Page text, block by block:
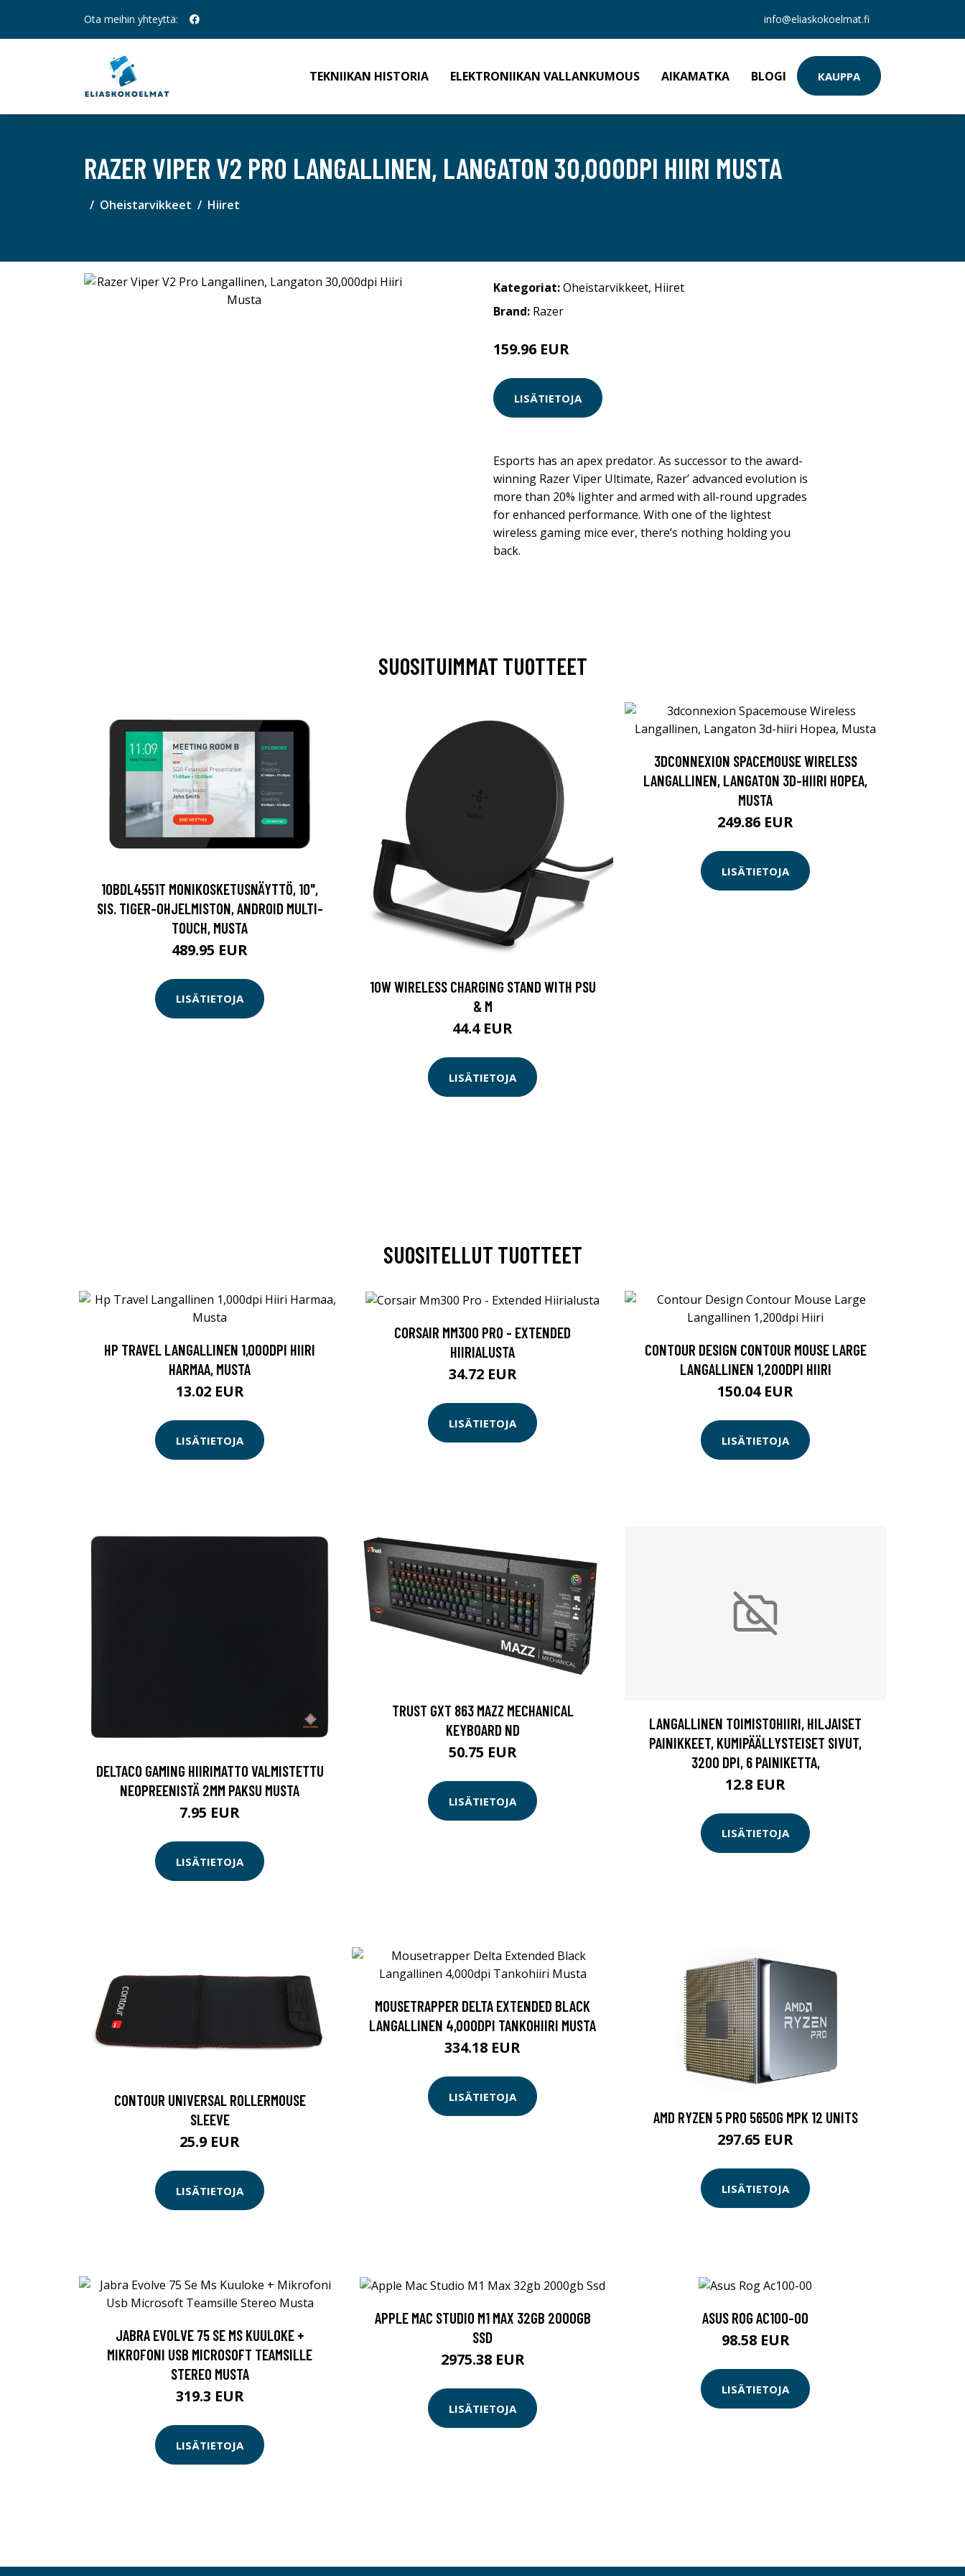
Ota meihin yhteyttä: info@eliaskokoelmat.fi
TEKNIIKAN HISTORIA ELEKTRONIIKAN VALLANKUMOUS AIKAMATKA BLOGI KAUPPA
RAZER VIPER V2 PRO LANGALLINEN, LANGATON 30,000DPI HIIRI MUSTA
Oheistarvikkeet Hiiret
Kategoriat:Oheistarvikkeet, Hiiret
Brand: Razer
159.96 EUR
LISÄTIETOJA
Esports has an apex predator. As successor to the award-
winning Razer Viper Ultimate, Razer’ advanced evolution is
more than 20% lighter and armed with all-round upgrades
for enhanced performance. With one of the lightest
wireless gaming mice ever, there’s nothing holding you
back.
SUOSITUIMMAT TUOTTEET
10BDL4551T MONIKOSKETUSNÄYTTÖ, 10",
SIS. TIGER-OHJELMISTON, ANDROID MULTI-
TOUCH, MUSTA
489.95 EUR
LISÄTIETOJA
10W WIRELESS CHARGING STAND WITH PSU
& M
44.4 EUR
LISÄTIETOJA
3DCONNEXION SPACEMOUSE WIRELESS
LANGALLINEN, LANGATON 3D-HIIRI HOPEA,
MUSTA
249.86 EUR
LISÄTIETOJA
SUOSITELLUT TUOTTEET
HP TRAVEL LANGALLINEN 1,000DPI HIIRI
HARMAA, MUSTA
13.02 EUR
LISÄTIETOJA
CORSAIR MM300 PRO - EXTENDED
HIIRIALUSTA
34.72 EUR
LISÄTIETOJA
CONTOUR DESIGN CONTOUR MOUSE LARGE
LANGALLINEN 1,200DPI HIIRI
150.04 EUR
LISÄTIETOJA
DELTACO GAMING HIIRIMATTO VALMISTETTU
NEOPREENISTÄ 2MM PAKSU MUSTA
7.95 EUR
LISÄTIETOJA
TRUST GXT 863 MAZZ MECHANICAL
KEYBOARD ND
50.75 EUR
LISÄTIETOJA
LANGALLINEN TOIMISTOHIIRI, HILJAISET
PAINIKKEET, KUMIPÄÄLLYSTEISET SIVUT,
3200 DPI, 6 PAINIKETTA,
12.8 EUR
LISÄTIETOJA
CONTOUR UNIVERSAL ROLLERMOUSE
SLEEVE
25.9 EUR
LISÄTIETOJA
MOUSETRAPPER DELTA EXTENDED BLACK
LANGALLINEN 4,000DPI TANKOHIIRI MUSTA
334.18 EUR
LISÄTIETOJA
AMD RYZEN 5 PRO 5650G MPK 12 UNITS
297.65 EUR
LISÄTIETOJA
JABRA EVOLVE 75 SE MS KUULOKE +
MIKROFONI USB MICROSOFT TEAMSILLE
STEREO MUSTA
319.3 EUR
LISÄTIETOJA
APPLE MAC STUDIO M1 MAX 32GB 2000GB
SSD
2975.38 EUR
LISÄTIETOJA
ASUS ROG AC100-00
98.58 EUR
LISÄTIETOJA